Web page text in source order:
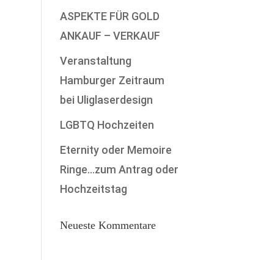
ASPEKTE FÜR GOLD
ANKAUF – VERKAUF
Veranstaltung
Hamburger Zeitraum
bei Uliglaserdesign
LGBTQ Hochzeiten
Eternity oder Memoire
Ringe…zum Antrag oder
Hochzeitstag
Neueste Kommentare